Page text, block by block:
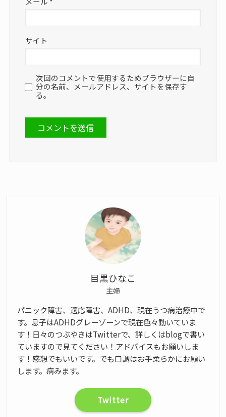
サイト
次回のコメントで使用するためブラウザーに自
分の名前、メールアドレス、サイトを保存す
る。
目黒ひなこ
主婦
パニック障害、適応障害、ADHD、現在うつ病治療中で
す。息子はADHDグレーゾーンで現在色々動いていま
す！日々のつぶやきはTwitterで、詳しくはblogで書い
ていますので見てください！アドバイスもお願いしま
す！感想でもいいです。でも口調はお手柔らかにお願い
します。病みます。
Twitter